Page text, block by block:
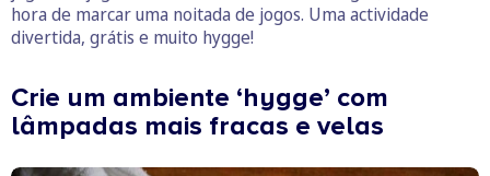
hora de marcar uma noitada de jogos. Uma actividade
divertida, grátis e muito hygge!
Crie um ambiente ‘hygge’ com
lâmpadas mais fracas e velas